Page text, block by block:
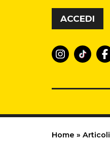
Vai al contenuto
ACCEDI
Home » Articoli